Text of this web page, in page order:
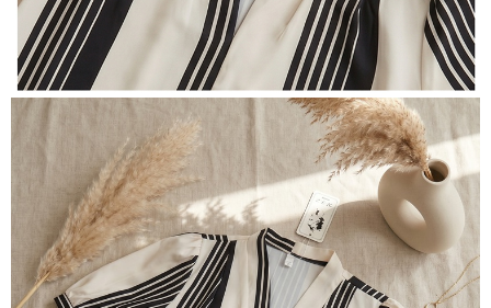
每筆NT$90，滿NT$699(含以上)免運費
國家/地區配送 查看運費